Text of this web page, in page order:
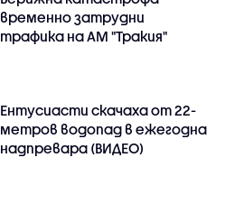
временно затрудни
трафика на АМ "Тракия"
Ентусиасти скачаха от 22-
метров водопад в ежегодна
надпревара (ВИДЕО)